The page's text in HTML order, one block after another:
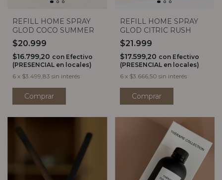
REFILL HOME SPRAY
GLOD COCO SUMMER
$20.999
$16.799,20 con Efectivo
(PRESENCIAL en locales)
6 x $3.499,83 sin interés
Comprar
REFILL HOME SPRAY
GLOD CITRIC RUSH
$21.999
$17.599,20 con Efectivo
(PRESENCIAL en locales)
6 x $3.666,50 sin interés
Comprar